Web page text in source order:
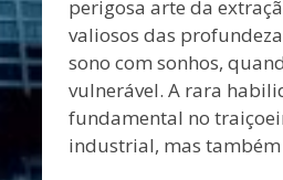
perigosa arte da
valiosos das
sono com sonhos,
vulnerável. A rara
fundamental no
industrial, mas